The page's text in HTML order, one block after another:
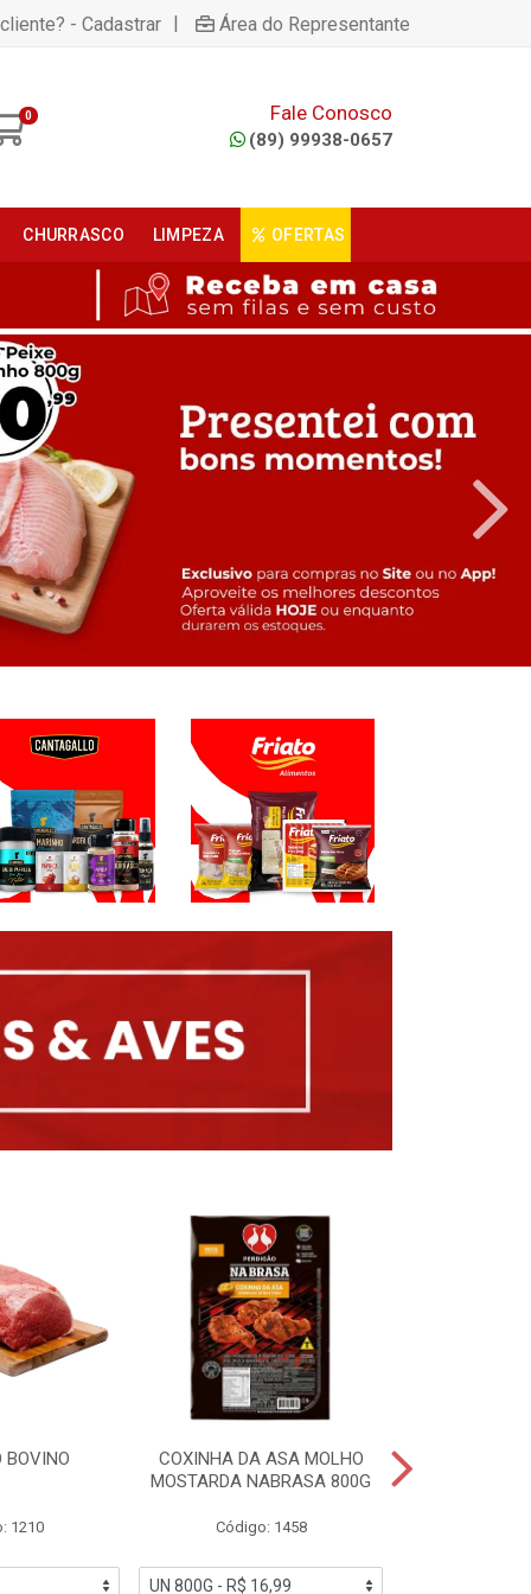
- Cadastrar | Área do Representante
0 Fale Conosco
(89) 99938-0657
CHURRASCO LIMPEZA OFERTAS
BOVINO
1210
COXINHA DA ASA MOLHO
MOSTARDA NABRASA 800G
Código: 1458